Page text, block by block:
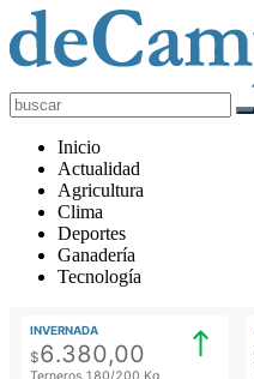
deCampoNoticias
Actualidad
Agropecuaria
Inicio
Actualidad
Agricultura
Clima
Deportes
Ganadería
Tecnología
INVERNADA
$6.380,00